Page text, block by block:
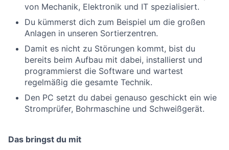
von Mechanik, Elektronik und IT spezialisiert.
Du kümmerst dich zum Beispiel um die großen
Anlagen in unseren Sortierzentren.
Damit es nicht zu Störungen kommt, bist du
bereits beim Aufbau mit dabei, installierst und
programmierst die Software und wartest
regelmäßig die gesamte Technik.
Den PC setzt du dabei genauso geschickt ein wie
Stromprüfer, Bohrmaschine und Schweißgerät.
Das bringst du mit